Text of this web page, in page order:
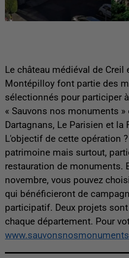
Le château médiéval de Creil
Montépilloy font partie des
sélectionnés pour participer
« Sauvons nos monuments »
Dartagnans, Le Parisien et la
L'objectif de cette opération
patrimoine mais surtout,
restauration de monuments.
novembre, vous pouvez
qui bénéficieront de
participatif. Deux projets
chaque département. Pour